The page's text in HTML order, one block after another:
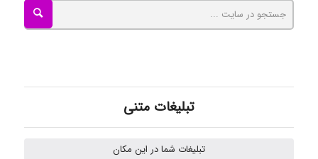
تبلیغات متنی
تبلیغات شما در این مکان